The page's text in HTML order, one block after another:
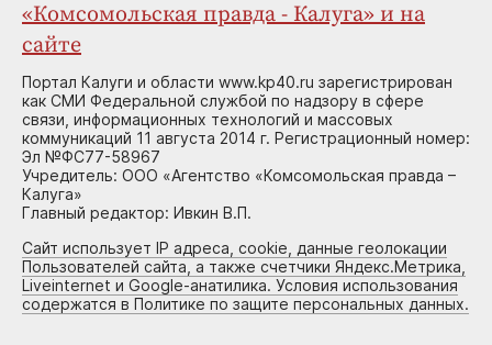
«Комсомольская правда - Калуга» и на
сайте
Портал Калуги и области www.kp40.ru зарегистрирован
как СМИ Федеральной службой по надзору в сфере
связи, информационных технологий и массовых
коммуникаций 11 августа 2014 г. Регистрационный номер:
Эл №ФС77-58967
Учредитель: ООО «Агентство «Комсомольская правда –
Калуга»
Главный редактор: Ивкин В.П.
Сайт использует IP адреса, cookie, данные геолокации
Пользователей сайта, а также счетчики Яндекс.Метрика,
Liveinternet и Google-анатилика. Условия использования
содержатся в Политике по защите персональных данных.